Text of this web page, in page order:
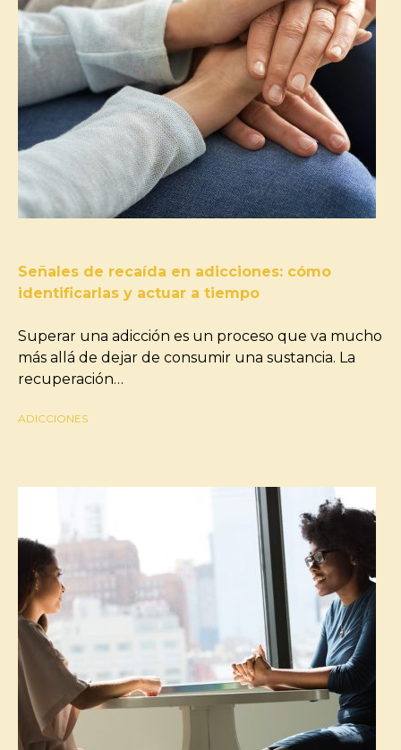
Señales de recaída en adicciones: cómo
identificarlas y actuar a tiempo
Superar una adicción es un proceso que va mucho
más allá de dejar de consumir una sustancia. La
recuperación…
ADICCIONES